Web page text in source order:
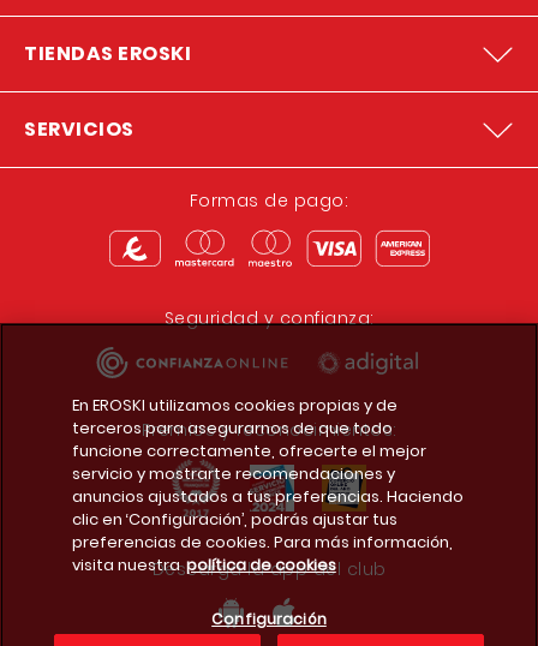
TIENDAS EROSKI
SERVICIOS
Formas de pago:
Seguridad y confianza:
Premios y reconocimientos:
Descarga la app del club
En EROSKI utilizamos cookies propias y de
terceros para asegurarnos de que todo
funcione correctamente, ofrecerte el mejor
servicio y mostrarte recomendaciones y
anuncios ajustados a tus preferencias. Haciendo
clic en ‘Configuración’, podrás ajustar tus
preferencias de cookies. Para más información,
visita nuestra política de cookies
Configuración